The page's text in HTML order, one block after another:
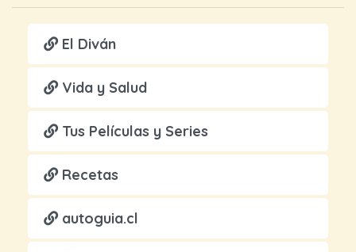
El Diván
Vida y Salud
Tus Películas y Series
Recetas
autoguia.cl